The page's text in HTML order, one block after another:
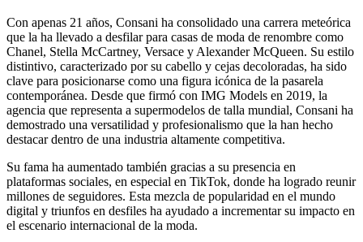
Con apenas 21 años, Consani ha consolidado una carrera meteórica
que la ha llevado a desfilar para casas de moda de renombre como
Chanel, Stella McCartney, Versace y Alexander McQueen. Su estilo
distintivo, caracterizado por su cabello y cejas decoloradas, ha sido
clave para posicionarse como una figura icónica de la pasarela
contemporánea. Desde que firmó con IMG Models en 2019, la
agencia que representa a supermodelos de talla mundial, Consani ha
demostrado una versatilidad y profesionalismo que la han hecho
destacar dentro de una industria altamente competitiva.
Su fama ha aumentado también gracias a su presencia en
plataformas sociales, en especial en TikTok, donde ha logrado reunir
millones de seguidores. Esta mezcla de popularidad en el mundo
digital y triunfos en desfiles ha ayudado a incrementar su impacto en
el escenario internacional de la moda.